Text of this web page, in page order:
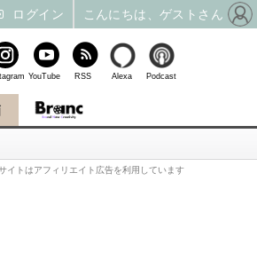
イトはアフィリエイト広告を利用しています
YouTube RSS Alexa Podcast
ログイン こんにちは、ゲストさん